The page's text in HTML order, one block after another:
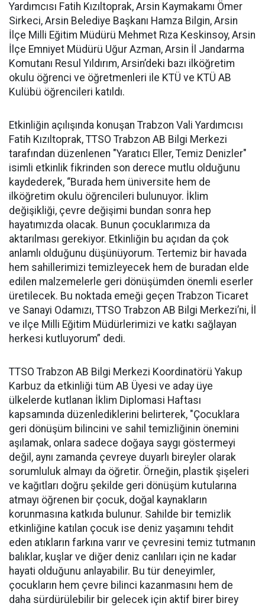
Yardımcısı Fatih Kızıltoprak, Arsin Kaymakamı Ömer
Sirkeci, Arsin Belediye Başkanı Hamza Bilgin, Arsin
İlçe Milli Eğitim Müdürü Mehmet Rıza Keskinsoy, Arsin
İlçe Emniyet Müdürü Uğur Azman, Arsin İl Jandarma
Komutanı Resul Yıldırım, Arsin’deki bazı ilköğretim
okulu öğrenci ve öğretmenleri ile KTÜ ve KTÜ AB
Kulübü öğrencileri katıldı.
Etkinliğin açılışında konuşan Trabzon Vali Yardımcısı
Fatih Kızıltoprak, TTSO Trabzon AB Bilgi Merkezi
tarafından düzenlenen "Yaratıcı Eller, Temiz Denizler"
isimli etkinlik fikrinden son derece mutlu olduğunu
kaydederek, “Burada hem üniversite hem de
ilköğretim okulu öğrencileri bulunuyor. İklim
değişikliği, çevre değişimi bundan sonra hep
hayatımızda olacak. Bunun çocuklarımıza da
aktarılması gerekiyor. Etkinliğin bu açıdan da çok
anlamlı olduğunu düşünüyorum. Tertemiz bir havada
hem sahillerimizi temizleyecek hem de buradan elde
edilen malzemelerle geri dönüşümden önemli eserler
üretilecek. Bu noktada emeği geçen Trabzon Ticaret
ve Sanayi Odamızı, TTSO Trabzon AB Bilgi Merkezi’ni, İl
ve ilçe Milli Eğitim Müdürlerimizi ve katkı sağlayan
herkesi kutluyorum” dedi.
TTSO Trabzon AB Bilgi Merkezi Koordinatörü Yakup
Karbuz da etkinliği tüm AB Üyesi ve aday üye
ülkelerde kutlanan İklim Diplomasi Haftası
kapsamında düzenlediklerini belirterek, "Çocuklara
geri dönüşüm bilincini ve sahil temizliğinin önemini
aşılamak, onlara sadece doğaya saygı göstermeyi
değil, aynı zamanda çevreye duyarlı bireyler olarak
sorumluluk almayı da öğretir. Örneğin, plastik şişeleri
ve kağıtları doğru şekilde geri dönüşüm kutularına
atmayı öğrenen bir çocuk, doğal kaynakların
korunmasına katkıda bulunur. Sahilde bir temizlik
etkinliğine katılan çocuk ise deniz yaşamını tehdit
eden atıkların farkına varır ve çevresini temiz tutmanın
balıklar, kuşlar ve diğer deniz canlıları için ne kadar
hayati olduğunu anlayabilir. Bu tür deneyimler,
çocukların hem çevre bilinci kazanmasını hem de
daha sürdürülebilir bir gelecek için aktif birer birey